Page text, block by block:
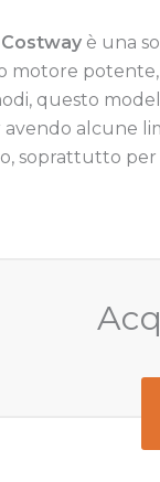
è una
motore
questo
alcune
soprattutto per